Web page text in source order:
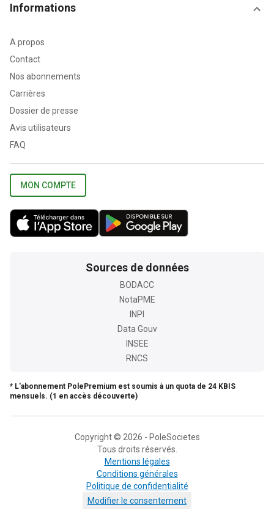
Informations
A propos
Contact
Nos abonnements
Carrières
Dossier de presse
Avis utilisateurs
FAQ
MON COMPTE
Sources de données
BODACC
NotaPME
INPI
Data Gouv
INSEE
RNCS
* L'abonnement PolePremium est soumis à un quota de 24 KBIS
mensuels. (1 en accès découverte)
Copyright © 2026 - PoleSocietes
Tous droits réservés.
Mentions légales
Conditions générales
Politique de confidentialité
Modifier le consentement